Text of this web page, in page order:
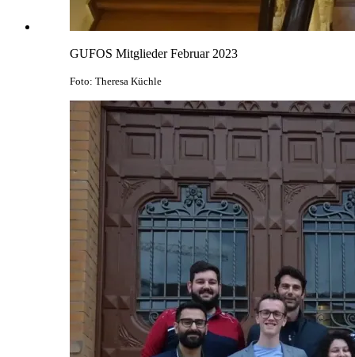
GUFOS Mitglieder Februar 2023
Foto: Theresa Küchle